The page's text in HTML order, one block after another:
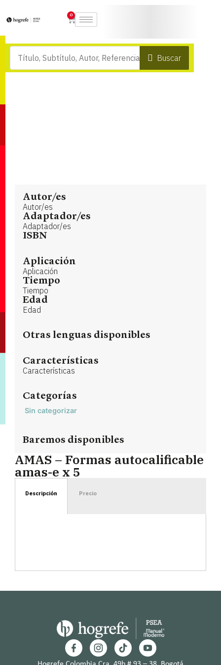
0
Buscar
Autor/es
Autor/es
Adaptador/es
Adaptador/es
ISBN
Aplicación
Aplicación
Tiempo
Tiempo
Edad
Edad
Otras lenguas disponibles
Características
Características
Categorías
Sin categorizar
Baremos disponibles
AMAS – Formas autocalificable
amas-e x 5
Descripción Precio